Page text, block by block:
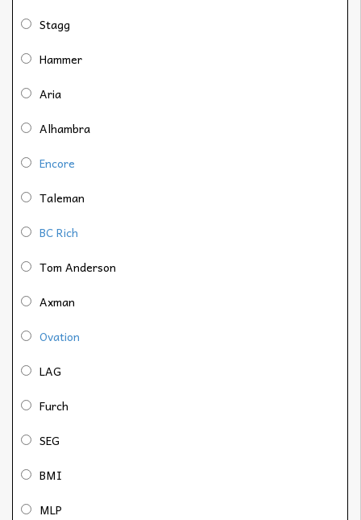
Stagg
Hammer
Aria
Alhambra
Encore
Taleman
BC Rich
Tom Anderson
Axman
Ovation
LAG
Furch
SEG
BMI
MLP